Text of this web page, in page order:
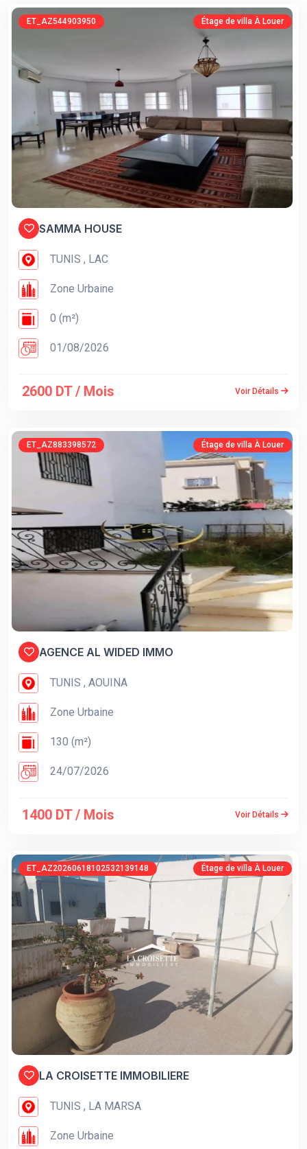
ET_AZ544903950 Étage de villa À Louer
SAMMA HOUSE
TUNIS , LAC
Zone Urbaine
0 (m²)
01/08/2026
2600 DT / Mois Voir Détails
ET_AZ883398572 Étage de villa À Louer
AGENCE AL WIDED IMMO
TUNIS , AOUINA
Zone Urbaine
130 (m²)
24/07/2026
1400 DT / Mois Voir Détails
ET_AZ20260618102532139148 Étage de villa À Louer
LA CROISETTE IMMOBILIERE
TUNIS , LA MARSA
Zone Urbaine